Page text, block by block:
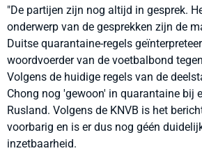
"De partijen zijn nog altijd in gesprek.
onderwerp van de gesprekken zijn de
Duitse quarantaine-regels
woordvoerder van de voetbalbond
Volgens de huidige regels van de
Chong nog 'gewoon' in quarantaine bij
Rusland. Volgens de KNVB is het
voorbarig en is er dus nog géén
inzetbaarheid.